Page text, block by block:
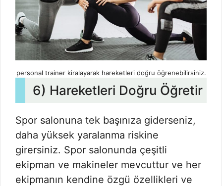
personal trainer kiralayarak hareketleri doğru öğrenebilirsiniz.
6) Hareketleri Doğru Öğretir
Spor salonuna tek başınıza giderseniz,
daha yüksek yaralanma riskine
girersiniz. Spor salonunda çeşitli
ekipman ve makineler mevcuttur ve her
ekipmanın kendine özgü özellikleri ve